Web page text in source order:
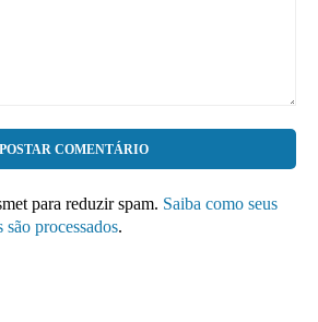
para reduzir spam. Saiba como seus
processados.